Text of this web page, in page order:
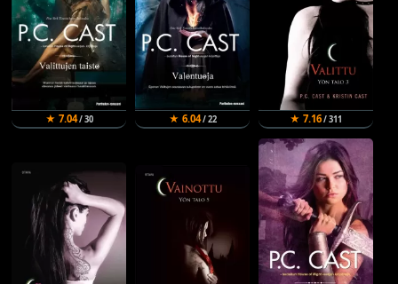
★ 7.04/ 30 ★ 6.04/ 22 ★ 7.16/ 311